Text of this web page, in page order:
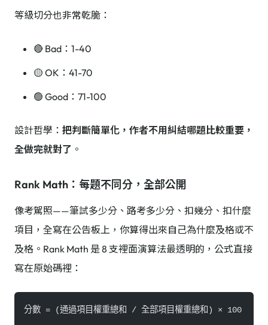
等級切分也非常乾脆：
🔴 Bad：1-40
🟡 OK：41-70
🟢 Good：71-100
設計哲學： 把判斷簡單化，作者不用糾結哪題比較重要，
全做完就對了 。
Rank Math：每題不同分，全部公開
像考駕照——筆試多少分、路考多少分、扣幾分、扣什麼
項目，全寫在公告板上，你算得出來自己為什麼及格或不
及格。Rank Math 是 8 支裡面演算法最透明的，公式直接
寫在原始碼裡：
分數 = (通過項目權重總和 / 全部項目權重總和) × 100